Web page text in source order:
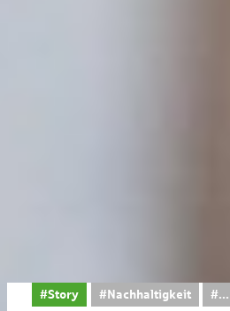
#Story #Nachhaltigkeit ...